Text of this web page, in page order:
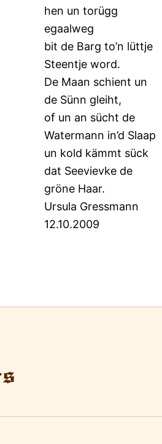
hen un torügg
egaalweg
bit de Barg to’n lüttje
Steentje word.
De Maan schient un
de Sünn gleiht,
of un an sücht de
Watermann in’d Slaap
un kold kämmt sück
dat Seevievke de
gröne Haar.
Ursula Gressmann
12.10.2009